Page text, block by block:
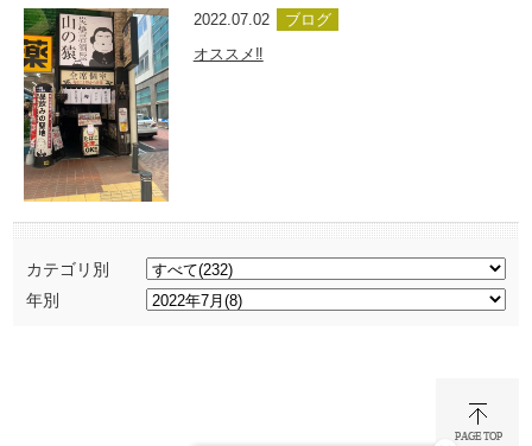
2022.07.02
ブログ
オススメ‼
カテゴリ別
年別